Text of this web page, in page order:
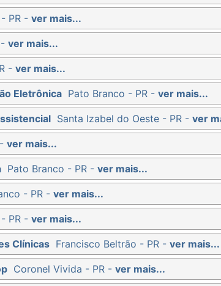
PR - ver mais...
ver mais...
- ver mais...
Eletrônica Pato Branco - PR - ver mais...
Santa Izabel do Oeste - PR - ver
ver mais...
Pato Branco - PR - ver mais...
- PR - ver mais...
PR - ver mais...
Clínicas Francisco Beltrão - PR - ver mais...
Coronel Vivida - PR - ver mais...